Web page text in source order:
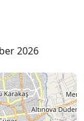
2026